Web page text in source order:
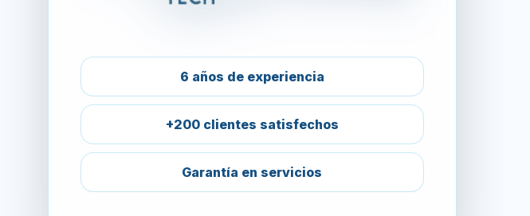
6 años de experiencia
+200 clientes satisfechos
Garantía en servicios